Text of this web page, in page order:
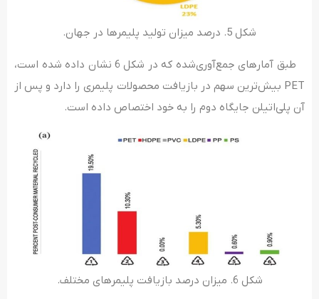
شکل 5. درصد میزان تولید پلیمرها در جهان.
طبق آمارهای جمع‌آوری‌شده که در شکل 6 نشان داده شده است،
PET بیش‌ترین سهم در بازیافت محصولات پلیمری را دارد و پس از
آن پلی‌­اتیلن جایگاه دوم را به خود اختصاص داده است.
شکل 6. میزان درصد بازیافت پلیمرهای مختلف.